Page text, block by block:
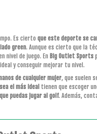
Es cierto que este deporte se
green. Aunque es cierto que la
nivel de juego. En Big Outlet Sports
y conseguir mejorar tu nivel.
de cualquier mujer, que suelen
el más ideal tienen que escoger
puedas jugar al golf. Además,